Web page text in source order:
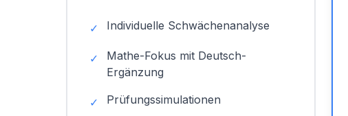
✓ Individuelle Schwächenanalyse
✓
Mathe-Fokus mit Deutsch-
Ergänzung
✓ Prüfungssimulationen